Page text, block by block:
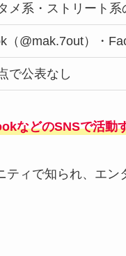
メ系・ストリート
（@mak.7out）・
で公表なし
などのSNSで活動
ティで知られ、エ